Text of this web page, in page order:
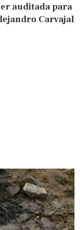
auditada para
Carvajal